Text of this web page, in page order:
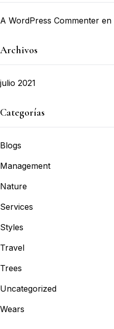
A WordPress Commenter en
Archivos
julio 2021
Categorías
Blogs
Management
Nature
Services
Styles
Travel
Trees
Uncategorized
Wears